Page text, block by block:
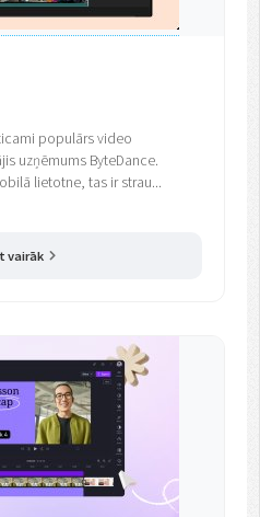
populārs video
uzņēmums ByteDance.
lietotne, tas ir strau...
vairāk